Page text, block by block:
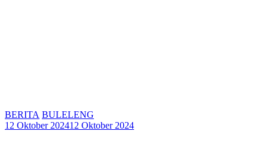
BERITA BULELENG
12 Oktober 202412 Oktober 2024